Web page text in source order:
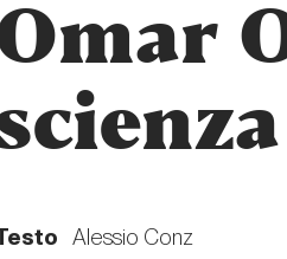
Alessio Conz